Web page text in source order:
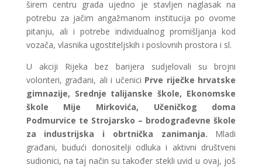
širem centru grada ujedno je stavljen naglasak na
potrebu za jačim angažmanom institucija po ovome
pitanju, ali i potrebe individualnog promišljanja kod
vozača, vlasnika ugostiteljskih i poslovnih prostora i sl.
U akciji Rijeka bez barijera sudjelovali su brojni
volonteri, građani, ali i učenici Prve riječke hrvatske
gimnazije, Srednje talijanske škole, Ekonomske
škole Mije Mirkovića, Učeničkog doma
Podmurvice te Strojarsko – brodograđevne škole
za industrijska i obrtnička zanimanja. Mladi
građani, budući donositelji odluka i aktivni društveni
sudionici, na taj način su također stekli uvid u ovaj, još